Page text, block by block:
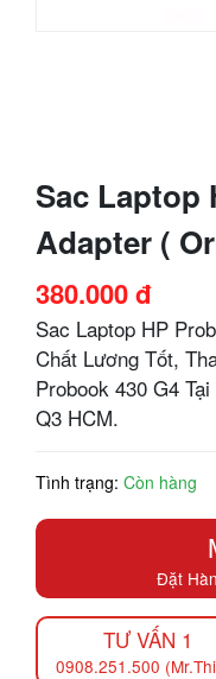
Sac Laptop
Adapter (
380.000 đ
Sac Laptop HP
Chất Lương Tốt,
Probook 430 G4
Q3 HCM.
Tình trạng: Còn hàng
Đặt
TƯ VẤN 1
0908.251.500